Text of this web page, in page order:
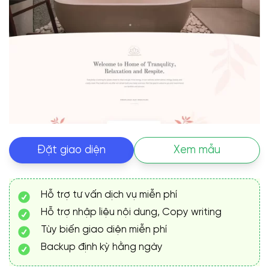
Đặt giao diện Xem mẫu
Hỗ trợ tư vấn dịch vụ miễn phí
Hỗ trợ nhập liệu nội dung, Copy writing
Tùy biến giao diện miễn phí
Backup định kỳ hằng ngày